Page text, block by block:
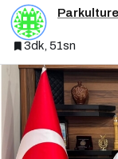
Parkulture
3dk, 51sn